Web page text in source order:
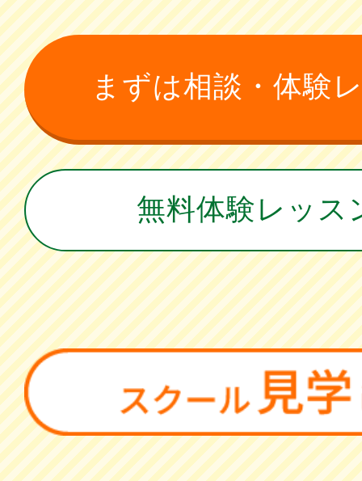
まずは相談・体験
無料体験レッス